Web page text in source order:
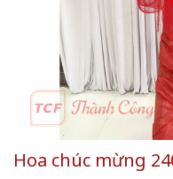
Hoa chúc mừng